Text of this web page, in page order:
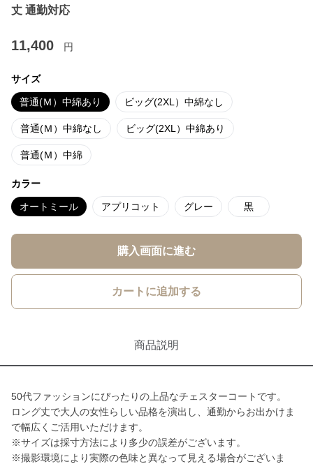
丈 通勤対応
11,400 円
サイズ
普通(Ｍ）中綿あり ビッグ(2XL）中綿なし
普通(Ｍ）中綿なし ビッグ(2XL）中綿あり
普通(Ｍ）中綿
カラー
オートミール アプリコット グレー 黒
購入画面に進む
カートに追加する
商品説明
50代ファッションにぴったりの上品なチェスターコートです。
ロング丈で大人の女性らしい品格を演出し、通勤からお出かけま
で幅広くご活用いただけます。
※サイズは採寸方法により多少の誤差がございます。
※撮影環境により実際の色味と異なって見える場合がございま